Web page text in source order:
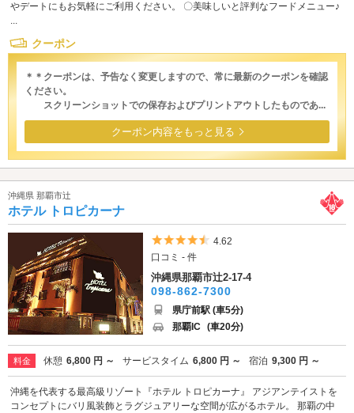
やデートにもお気軽にご利用ください。 〇美味しいと評判なフードメニュー♪
...
クーポン
＊＊クーポンは、予告なく変更しますので、常に最新のクーポンを確認
ください。
スクリーンショットでの保存およびプリントアウトしたものであ...
クーポン内容をもっと見る
沖縄県 那覇市辻
ホテル トロピカーナ
5つ星のうち4.5
4.62
口コミ - 件
沖縄県那覇市辻2-17-4
098-862-7300
県庁前駅 (車5分)
那覇IC (車20分)
料金 休憩 6,800 円 ～ サービスタイム 6,800 円 ～ 宿泊 9,300 円 ～
沖縄を代表する最高級リゾート『ホテル トロピカーナ』 アジアンテイストを
コンセプトにバリ風装飾とラグジュアリーな空間が広がるホテル。 那覇の中